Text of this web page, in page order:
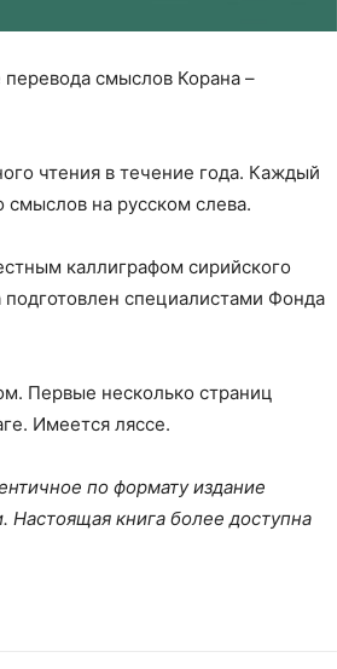
смыслов Корана –
чтения в течение года. Каждый
смыслов на русском слева.
каллиграфом сирийского
специалистами Фонда
Первые несколько страниц
Имеется ляссе.
по формату издание
книга более доступна